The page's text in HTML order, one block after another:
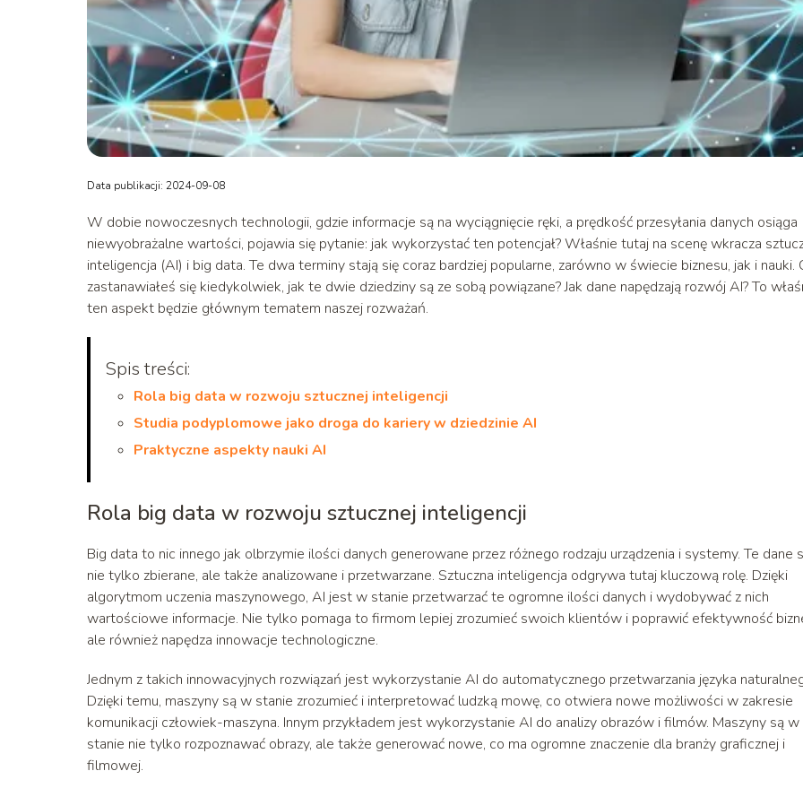
Data publikacji: 2024-09-08
W dobie nowoczesnych technologii, gdzie informacje są na wyciągnięcie ręki, a prędkość przesyłania danych osiąga
niewyobrażalne wartości, pojawia się pytanie: jak wykorzystać ten potencjał? Właśnie tutaj na scenę wkracza
inteligencja (AI) i big data. Te dwa terminy stają się coraz bardziej popularne, zarówno w świecie biznesu, jak i nauki.
zastanawiałeś się kiedykolwiek, jak te dwie dziedziny są ze sobą powiązane? Jak dane napędzają rozwój AI? To
ten aspekt będzie głównym tematem naszej rozważań.
Spis treści:
Rola big data w rozwoju sztucznej inteligencji
Studia podyplomowe jako droga do kariery w dziedzinie AI
Praktyczne aspekty nauki AI
Rola big data w rozwoju sztucznej inteligencji
Big data to nic innego jak olbrzymie ilości danych generowane przez różnego rodzaju urządzenia i systemy. Te dane
nie tylko zbierane, ale także analizowane i przetwarzane. Sztuczna inteligencja odgrywa tutaj kluczową rolę. Dzięki
algorytmom uczenia maszynowego, AI jest w stanie przetwarzać te ogromne ilości danych i wydobywać z nich
wartościowe informacje. Nie tylko pomaga to firmom lepiej zrozumieć swoich klientów i poprawić efektywność
ale również napędza innowacje technologiczne.
Jednym z takich innowacyjnych rozwiązań jest wykorzystanie AI do automatycznego przetwarzania języka
Dzięki temu, maszyny są w stanie zrozumieć i interpretować ludzką mowę, co otwiera nowe możliwości w zakresie
komunikacji człowiek-maszyna. Innym przykładem jest wykorzystanie AI do analizy obrazów i filmów. Maszyny są w
stanie nie tylko rozpoznawać obrazy, ale także generować nowe, co ma ogromne znaczenie dla branży graficznej i
filmowej.